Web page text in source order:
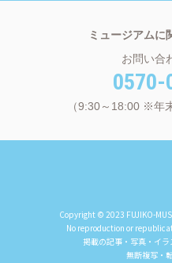
ミュージアムに
お問い合
0570-
（9:30～18:00 ※年
Copyright © 2023 FUJIKO-
No reproduction or
掲載の記事・写真・イ
無断複写・